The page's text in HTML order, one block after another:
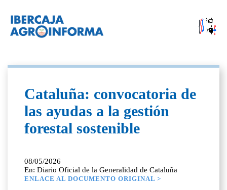
Cataluña: convocatoria de
las ayudas a la gestión
forestal sostenible
08/05/2026
En: Diario Oficial de la Generalidad de Cataluña
ENLACE AL DOCUMENTO ORIGINAL >